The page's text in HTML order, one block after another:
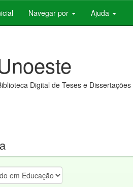
Navegar por Ajuda
Digital de Teses e Dissertações